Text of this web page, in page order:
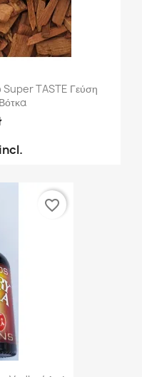
TASTE Γεύση
favorite_border